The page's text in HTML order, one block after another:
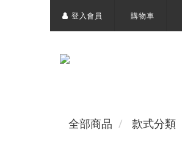
登入會員 購物車
全部商品 款式分類